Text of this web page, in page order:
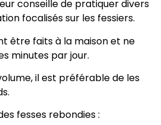
conseille de pratiquer divers
focalisés sur les fessiers.
être faits à la maison et ne
minutes par jour.
il est préférable de les
fesses rebondies :